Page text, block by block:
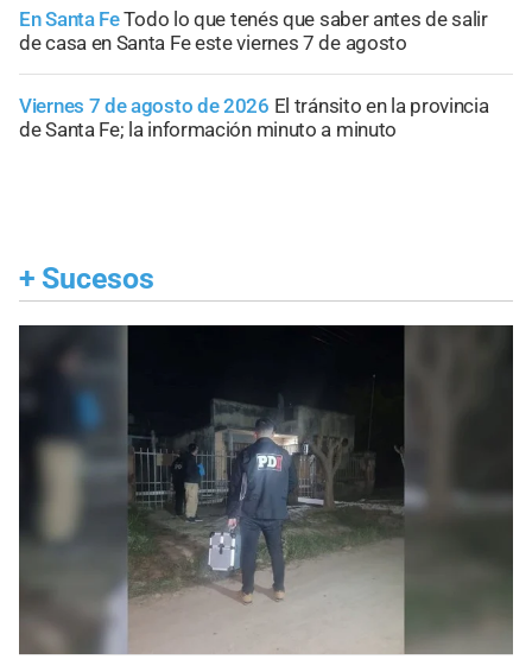
En Santa FeTodo lo que tenés que saber antes de salir
de casa en Santa Fe este viernes 7 de agosto
Viernes 7 de agosto de 2026 El tránsito en la provincia
de Santa Fe; la información minuto a minuto
+ Sucesos